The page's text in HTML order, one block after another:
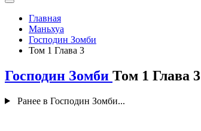
Главная
Маньхуа
Господин Зомби
Том 1 Глава 3
Господин Зомби Том 1 Глава 3
Ранее в Господин Зомби...